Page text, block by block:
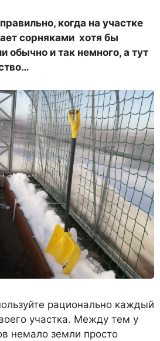
когда на участке
сорняками хотя бы
обычно и так немного, а тут
рационально каждый
участка. Между тем у
немало земли просто